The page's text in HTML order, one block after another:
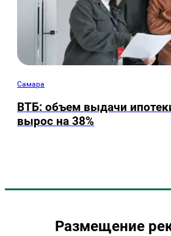
Самара
ВТБ: объем выдачи
вырос на 38%
Размещение